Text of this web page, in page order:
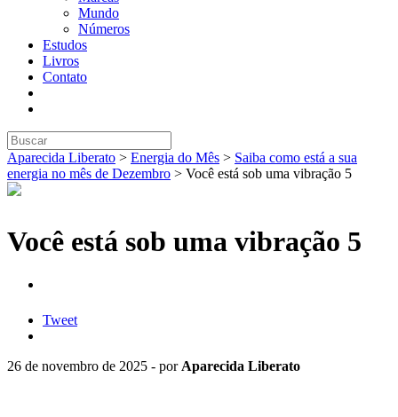
Mundo
Números
Estudos
Livros
Contato
Aparecida Liberato > Energia do Mês > Saiba como está a sua
energia no mês de Dezembro > Você está sob uma vibração 5
Você está sob uma vibração 5
Tweet
26 de novembro de 2025 - por Aparecida Liberato